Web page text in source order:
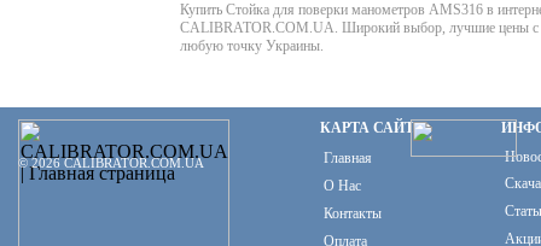
Купить Стойка для поверки манометров AMS316 в
CALIBRATOR.COM.UA. Широкий выбор, лучшие цены с
любую точку Украины.
© 2026 CALIBRATOR.COM.UA
КАРТА САЙТА
Главная
О Нас
Контакты
Оплата